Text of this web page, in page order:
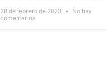
28 de febrero de 2023
No hay
comentarios